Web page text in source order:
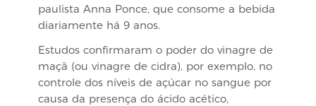
paulista Anna Ponce, que consome a bebida
diariamente há 9 anos.
Estudos confirmaram o poder do vinagre de
maçã (ou vinagre de cidra), por exemplo, no
controle dos níveis de açúcar no sangue por
causa da presença do ácido acético,